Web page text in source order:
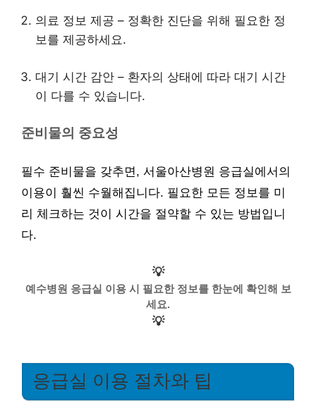
의료 정보 제공 – 정확한 진단을 위해 필요한 정
보를 제공하세요.
대기 시간 감안 – 환자의 상태에 따라 대기 시간
이 다를 수 있습니다.
준비물의 중요성
필수 준비물을 갖추면, 서울아산병원 응급실에서의
이용이 훨씬 수월해집니다. 필요한 모든 정보를 미
리 체크하는 것이 시간을 절약할 수 있는 방법입니
다.
💡
예수병원 응급실 이용 시 필요한 정보를 한눈에 확인해 보
세요.
💡
응급실 이용 절차와 팁